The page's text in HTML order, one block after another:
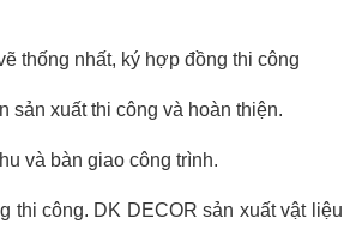
thống nhất, ký hợp đồng thi công
sản xuất thi công và hoàn thiện.
và bàn giao công trình.
thi công. DK DECOR sản xuất vật liệu